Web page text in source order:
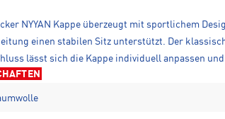
NYYAN Kappe überzeugt mit sportlichem
einen stabilen Sitz unterstützt. Der
lässt sich die Kappe individuell anpassen